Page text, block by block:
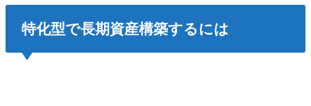
特化型で長期資産構築するには